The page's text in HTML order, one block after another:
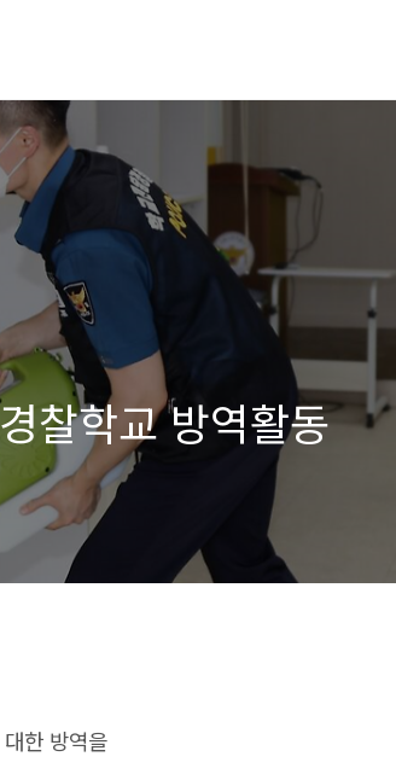
찰학교 방역활동
한 방역을